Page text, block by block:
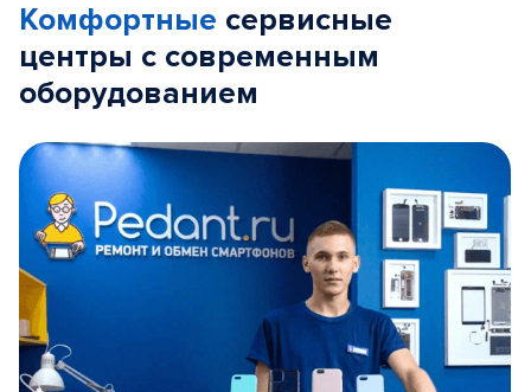
Комфортные сервисные
центры с современным
оборудованием